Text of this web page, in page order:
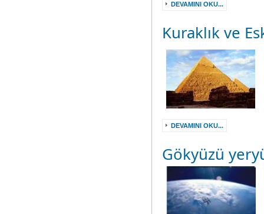
DEVAMINI OKU...
Kuraklık ve
DEVAMINI OKU...
Gökyüzü